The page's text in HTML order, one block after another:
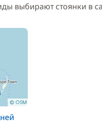
выбирают стоянки в